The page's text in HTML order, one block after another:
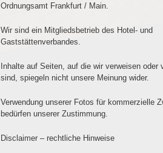
Ordnungsamt Frankfurt / Main.
Wir sind ein Mitgliedsbetrieb des Hotel- und
Gaststättenverbandes.
Inhalte auf Seiten, auf die wir verweisen oder
sind, spiegeln nicht unsere Meinung wider.
Verwendung unserer Fotos für kommerzielle
bedürfen unserer Zustimmung.
Disclaimer – rechtliche Hinweise